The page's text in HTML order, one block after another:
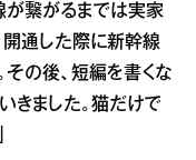
が繋がるまでは実家
開通した際に新幹線
の後、短編を書くな
きました。猫だけで